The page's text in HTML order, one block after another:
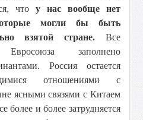
что у нас вообще нет
могли бы быть
взятой стране.Все
заполнено
Россия остается
отношениями с
ясными связями с Китаем
более и более затрудняется